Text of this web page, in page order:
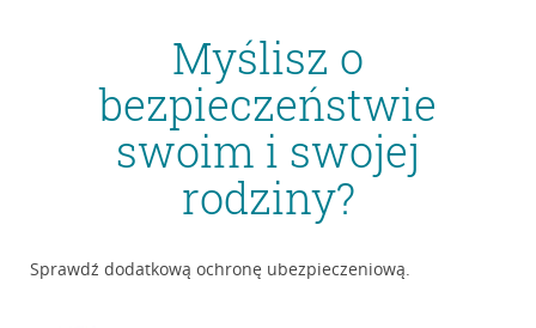
Myślisz o
bezpieczeństwie
swoim i swojej
rodziny?
Sprawdź dodatkową ochronę ubezpieczeniową.